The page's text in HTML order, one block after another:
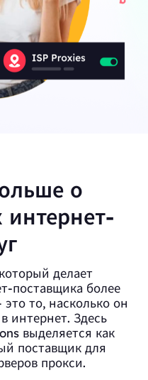
о
интернет-
делает
поставщика более
то, насколько он
интернет. Здесь
выделяется как
поставщик для
прокси.